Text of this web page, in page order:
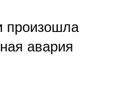
произошла
авария